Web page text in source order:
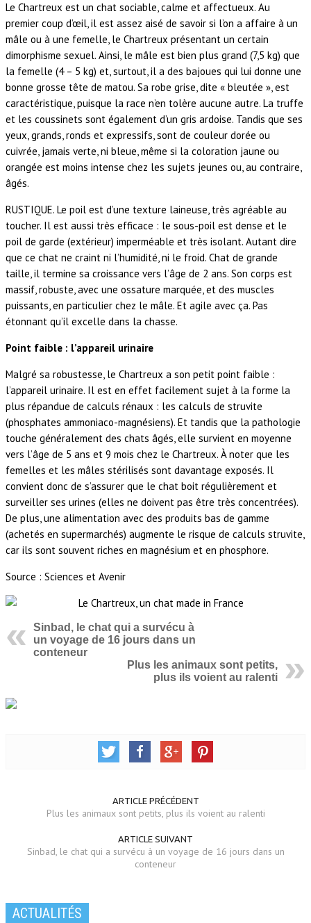
Le Chartreux est un chat sociable, calme et affectueux. Au
premier coup d’œil, il est assez aisé de savoir si l’on a affaire à un
mâle ou à une femelle, le Chartreux présentant un certain
dimorphisme sexuel. Ainsi, le mâle est bien plus grand (7,5 kg) que
la femelle (4 – 5 kg) et, surtout, il a des bajoues qui lui donne une
bonne grosse tête de matou. Sa robe grise, dite « bleutée », est
caractéristique, puisque la race n’en tolère aucune autre. La truffe
et les coussinets sont également d’un gris ardoise. Tandis que ses
yeux, grands, ronds et expressifs, sont de couleur dorée ou
cuivrée, jamais verte, ni bleue, même si la coloration jaune ou
orangée est moins intense chez les sujets jeunes ou, au contraire,
âgés.
RUSTIQUE. Le poil est d’une texture laineuse, très agréable au
toucher. Il est aussi très efficace : le sous-poil est dense et le
poil de garde (extérieur) imperméable et très isolant. Autant dire
que ce chat ne craint ni l’humidité, ni le froid. Chat de grande
taille, il termine sa croissance vers l’âge de 2 ans. Son corps est
massif, robuste, avec une ossature marquée, et des muscles
puissants, en particulier chez le mâle. Et agile avec ça. Pas
étonnant qu’il excelle dans la chasse.
Point faible : l’appareil urinaire
Malgré sa robustesse, le Chartreux a son petit point faible :
l’appareil urinaire. Il est en effet facilement sujet à la forme la
plus répandue de calculs rénaux : les calculs de struvite
(phosphates ammoniaco-magnésiens). Et tandis que la pathologie
touche généralement des chats âgés, elle survient en moyenne
vers l’âge de 5 ans et 9 mois chez le Chartreux. À noter que les
femelles et les mâles stérilisés sont davantage exposés. Il
convient donc de s’assurer que le chat boit régulièrement et
surveiller ses urines (elles ne doivent pas être très concentrées).
De plus, une alimentation avec des produits bas de gamme
(achetés en supermarchés) augmente le risque de calculs struvite,
car ils sont souvent riches en magnésium et en phosphore.
Source : Sciences et Avenir
Sinbad, le chat qui a survécu à
un voyage de 16 jours dans un
conteneur
Plus les animaux sont petits,
plus ils voient au ralenti
ARTICLE PRÉCÉDENT
Plus les animaux sont petits, plus ils voient au ralenti
ARTICLE SUIVANT
Sinbad, le chat qui a survécu à un voyage de 16 jours dans un
conteneur
ACTUALITÉS